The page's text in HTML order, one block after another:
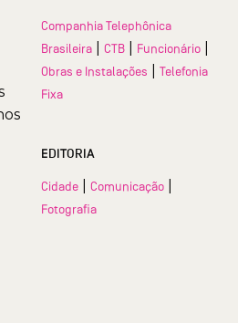
Companhia Telephônica
Brasileira
CTB Funcionário
Obras e Instalações
Telefonia
Fixa
EDITORIA
Cidade Comunicação
Fotografia